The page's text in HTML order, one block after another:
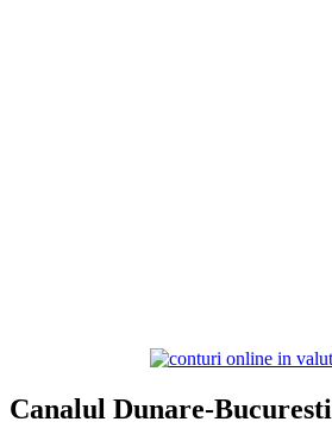
Canalul Dunare-Bucuresti